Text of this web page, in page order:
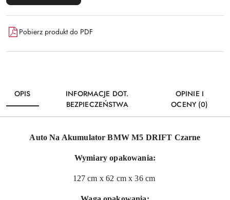
Pobierz produkt do PDF
OPIS
INFORMACJE DOT.
BEZPIECZEŃSTWA
OPINIE I
OCENY (0)
Auto Na Akumulator BMW M5 DRIFT Czarne
Wymiary opakowania:
127 cm x 62 cm x 36 cm